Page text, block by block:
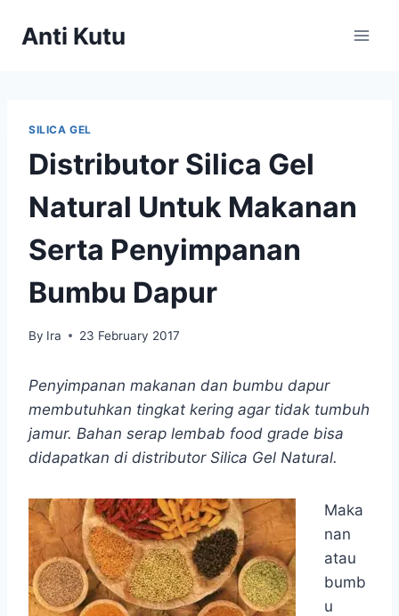
Anti Kutu
SILICA GEL
Distributor Silica Gel
Natural Untuk Makanan
Serta Penyimpanan
Bumbu Dapur
By Ira 23 February 2017
Penyimpanan makanan dan bumbu dapur
membutuhkan tingkat kering agar tidak tumbuh
jamur. Bahan serap lembab food grade bisa
didapatkan di distributor Silica Gel Natural.
Maka
nan
atau
bumb
u